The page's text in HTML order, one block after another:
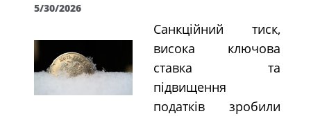
5/30/2026
Санкційний тиск,
висока ключова
ставка та
підвищення
податків зробили